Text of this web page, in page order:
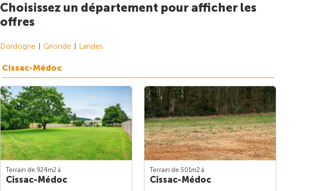
Choisissez un département pour afficher les
offres
Dordogne Gironde Landes
Cissac-Médoc
Terrain de 924m2 à
Cissac-Médoc
Terrain de 501m2 à
Cissac-Médoc